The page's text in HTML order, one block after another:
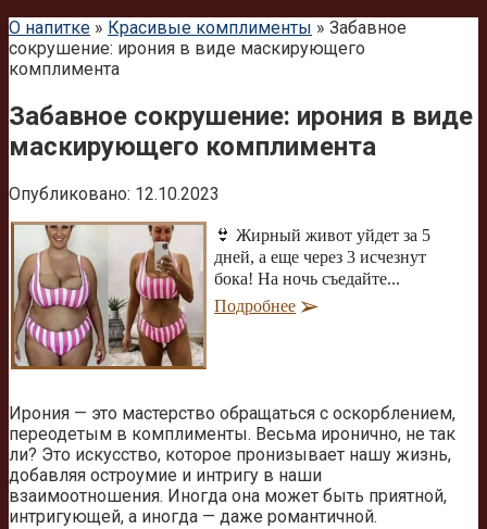
О напитке » Красивые комплименты » Забавное
сокрушение: ирония в виде маскирующего
комплимента
Забавное сокрушение: ирония в виде
маскирующего комплимента
Опубликовано: 12.10.2023
👙 Жирный живот уйдет за 5
дней, а еще через 3 исчезнут
бока! На ночь съедайте...
Подробнее
Ирония — это мастерство обращаться с оскорблением,
переодетым в комплименты. Весьма иронично, не так
ли? Это искусство, которое пронизывает нашу жизнь,
добавляя остроумие и интригу в наши
взаимоотношения. Иногда она может быть приятной,
интригующей, а иногда — даже романтичной.